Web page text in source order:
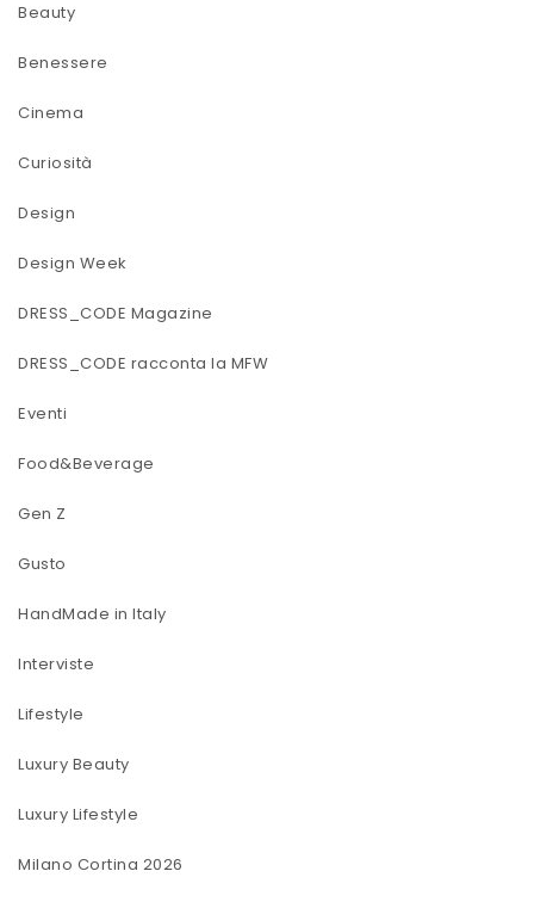
Beauty
Benessere
Cinema
Curiosità
Design
Design Week
DRESS_CODE Magazine
DRESS_CODE racconta la MFW
Eventi
Food&Beverage
Gen Z
Gusto
HandMade in Italy
Interviste
Lifestyle
Luxury Beauty
Luxury Lifestyle
Milano Cortina 2026